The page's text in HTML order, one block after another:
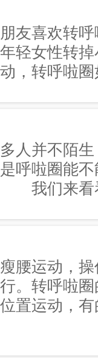
友喜欢转
轻女性转
，转呼啦
人并不陌
呼啦圈能
我们来看
腰运动，
。转呼啦
置运动，